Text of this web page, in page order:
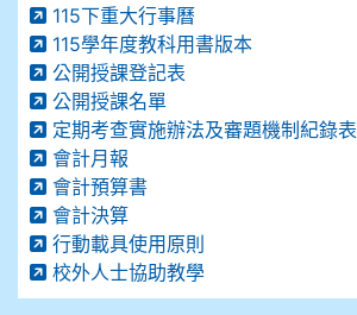
115下重大行事曆
115學年度教科用書版本
公開授課登記表
公開授課名單
定期考查實施辦法及審題機制紀錄表
會計月報
會計預算書
會計決算
行動載具使用原則
校外人士協助教學